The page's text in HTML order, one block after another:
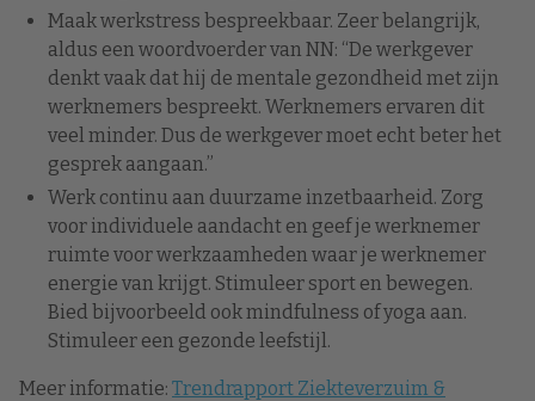
Maak werkstress bespreekbaar. Zeer belangrijk,
aldus een woordvoerder van NN: “De werkgever
denkt vaak dat hij de mentale gezondheid met zijn
werknemers bespreekt. Werknemers ervaren dit
veel minder. Dus de werkgever moet echt beter het
gesprek aangaan.”
Werk continu aan duurzame inzetbaarheid. Zorg
voor individuele aandacht en geef je werknemer
ruimte voor werkzaamheden waar je werknemer
energie van krijgt. Stimuleer sport en bewegen.
Bied bijvoorbeeld ook mindfulness of yoga aan.
Stimuleer een gezonde leefstijl.
Meer informatie: Trendrapport Ziekteverzuim &